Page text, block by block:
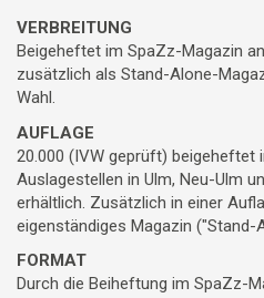
VERBREITUNG
Beigeheftet im SpaZz-Magazin
zusätzlich als Stand-Alone-
Wahl.
AUFLAGE
20.000 (IVW geprüft) beigeheftet
Auslagestellen in Ulm, Neu-Ulm
erhältlich. Zusätzlich in einer
eigenständiges Magazin ("Stand-
FORMAT
Durch die Beiheftung im SpaZz-